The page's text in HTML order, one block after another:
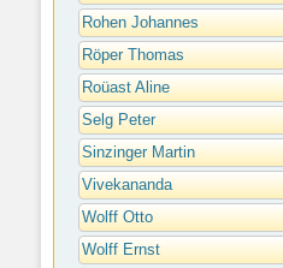
Rohen Johannes
Röper Thomas
Roüast Aline
Selg Peter
Sinzinger Martin
Vivekananda
Wolff Otto
Wolff Ernst